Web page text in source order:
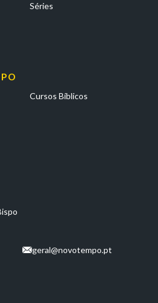
Séries
Cursos Bíblicos
geral@novotempo.pt